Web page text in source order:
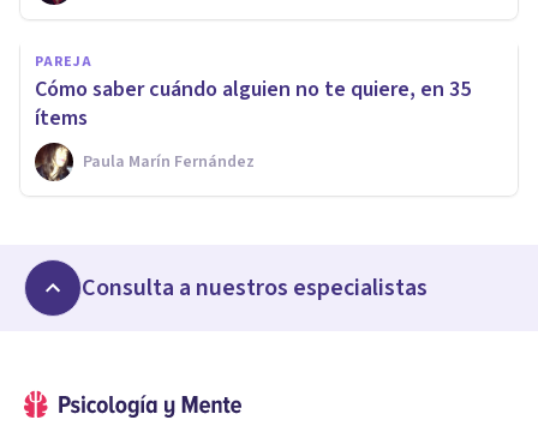
PAREJA
Cómo saber cuándo alguien no te quiere, en 35
ítems
Paula Marín Fernández
Consulta a nuestros especialistas